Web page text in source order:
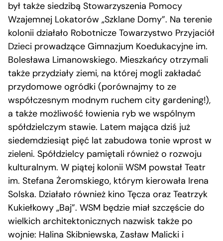
był także siedzibą Stowarzyszenia Pomocy
Wzajemnej Lokatorów „Szklane Domy”. Na terenie
kolonii działało Robotnicze Towarzystwo Przyjaciół
Dzieci prowadzące Gimnazjum Koedukacyjne im.
Bolesława Limanowskiego. Mieszkańcy otrzymali
także przydziały ziemi, na której mogli zakładać
przydomowe ogródki (porównajmy to ze
współczesnym modnym ruchem city gardening!),
a także możliwość łowienia ryb we wspólnym
spółdzielczym stawie. Latem mająca dziś już
siedemdziesiąt pięć lat zabudowa tonie wprost w
zieleni. Spółdzielcy pamiętali również o rozwoju
kulturalnym. W piątej kolonii WSM powstał Teatr
im. Stefana Żeromskiego, którym kierowała Irena
Solska. Działało również kino Tęcza oraz Teatrzyk
Kukiełkowy „Baj”. WSM będzie miał szczęście do
wielkich architektonicznych nazwisk także po
wojnie: Halina Skibniewska, Zasław Malicki i